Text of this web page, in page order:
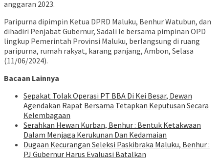
anggaran 2023.
Paripurna dipimpin Ketua DPRD Maluku, Benhur Watubun, dan
dihadiri Penjabat Gubernur, Sadali Ie bersama pimpinan OPD
lingkup Pemerintah Provinsi Maluku, berlangsung di ruang
paripurna, rumah rakyat, karang panjang, Ambon, Selasa
(11/06/2024).
Bacaan Lainnya
Sepakat Tolak Operasi PT BBA Di Kei Besar, Dewan
Agendakan Rapat Bersama Tetapkan Keputusan Secara
Kelembagaan
Serahkan Hewan Kurban, Benhur : Bentuk Ketakwaan
Dalam Menjaga Kerukunan Dan Kedamaian
Dugaan Kecurangan Seleksi Paskibraka Maluku, Benhur :
PJ Gubernur Harus Evaluasi Batalkan